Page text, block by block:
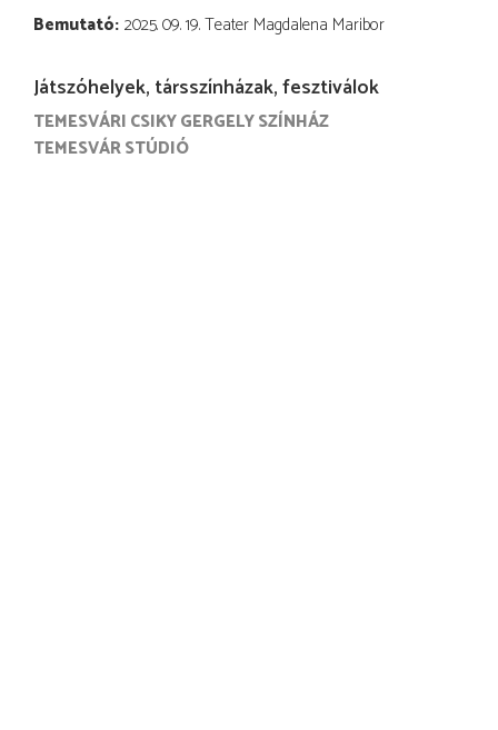
Bemutató 2025. 09. 19. Teater Magdalena Maribor
Játszóhelyek, társszínházak, fesztiválok
TEMESVÁRI CSIKY GERGELY SZÍNHÁZ
TEMESVÁR STÚDIÓ